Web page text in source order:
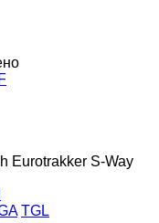
Eurotrakker S-Way
TGL